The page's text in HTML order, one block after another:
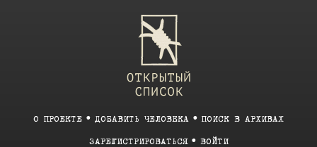
О ПРОЕКТЕ ДОБАВИТЬ ЧЕЛОВЕКА ПОИСК В АРХИВАХ
ЗАРЕГИСТРИРОВАТЬСЯ ВОЙТИ